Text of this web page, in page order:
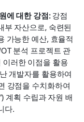
에 대한 강점: 강점
부 자산으로, 숙련된
가능한 예산, 효율적
분석 프로젝트 관
러한 이점을 활용
개발자를 활용하여
강점을 수치화하여
계획 수립과 자원 배
다.